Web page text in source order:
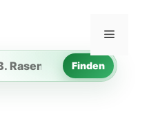
Menü
Finden